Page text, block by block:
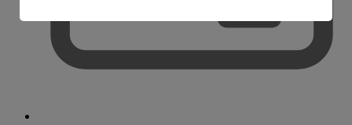
Informationen zum Herausgeber der Seite findest du
im
Impressum